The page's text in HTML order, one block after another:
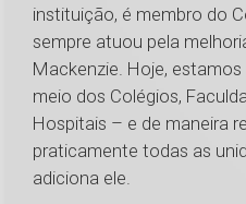
instituição, é membro do
sempre atuou pela
Mackenzie. Hoje,
meio dos Colégios,
Hospitais – e de maneira
praticamente todas as
adiciona ele.